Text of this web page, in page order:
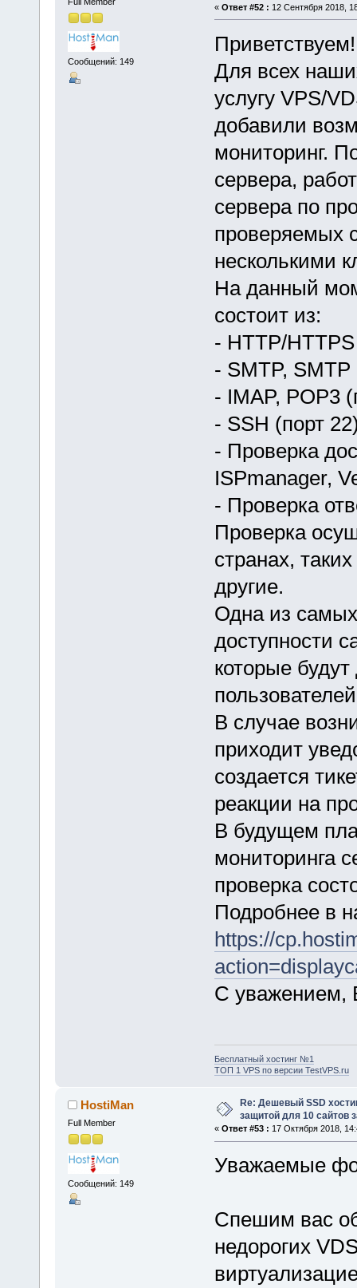
Сообщений: 149
« Ответ #52 : 12 Сентября 2018,
Приветствуем!
Для всех
услугу VPS/
добавили
мониторинг.
сервера,
сервера по
проверяемых
несколькими
На данный
состоит из:
- HTTP/
- SMTP, SMTP
- IMAP, POP3
- SSH (порт
- Проверка
ISPmanager,
- Проверка
Проверка
странах,
другие.
Одна из
доступности
которые
В случае
приходит
создается
реакции на
В будущем
мониторинга
проверка
Подробнее в
https://
С уважением,
Бесплатный хостинг №1
ТОП 1 VPS по версии TestVPS.ru
HostiMan
Full Member
Сообщений: 149
Re: Дешевый SSD
защитой для 10 сайтов
« Ответ #53 : 17 Октября 2018,
Уважаемые
Спешим вас
недорогих